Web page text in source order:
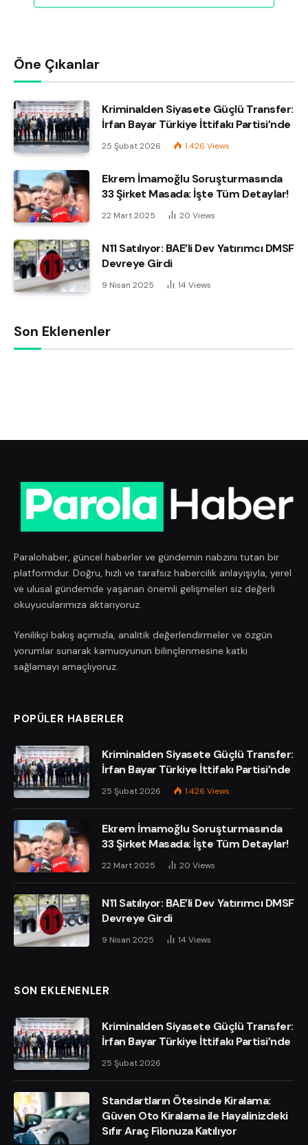
Öne Çıkanlar
Kriminalden Siyasete Güçlü Transfer:
İrfan Bayar Türkiye İttifakı Partisi’nde
25 Şubat 2026 1.426 Views
Ekrem İmamoğlu Soruşturmasında
33 Şirket Masada: İşte Tüm Detaylar!
22 Mart 2025 20 Views
N11 Satılıyor: BAE’li Dev Yatırımcı DMSF
Devreye Girdi
9 Nisan 2025 14 Views
Son Eklenenler
Paralohaber, güncel haberler ve gündemin nabzını tutan bir
platformdur. Doğru, hızlı ve tarafsız habercilik anlayışıyla, yerel
ve ulusal gündemde yaşanan önemli gelişmeleri siz değerli
okuyucularımıza aktarıyoruz.
Yenilikçi bakış açımızla, analitik değerlendirmeler ve özgün
yorumlar sunarak kamuoyunun bilinçlenmesine katkı
sağlamayı amaçlıyoruz.
POPÜLER HABERLER
Kriminalden Siyasete Güçlü Transfer:
İrfan Bayar Türkiye İttifakı Partisi’nde
25 Şubat 2026 1.426 Views
Ekrem İmamoğlu Soruşturmasında
33 Şirket Masada: İşte Tüm Detaylar!
22 Mart 2025 20 Views
N11 Satılıyor: BAE’li Dev Yatırımcı DMSF
Devreye Girdi
9 Nisan 2025 14 Views
SON EKLENENLER
Kriminalden Siyasete Güçlü Transfer:
İrfan Bayar Türkiye İttifakı Partisi’nde
25 Şubat 2026
Standartların Ötesinde Kiralama:
Güven Oto Kiralama ile Hayalinizdeki
Sıfır Araç Filonuza Katılıyor